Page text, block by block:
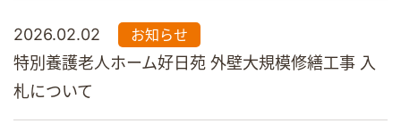
2026.02.02 お知らせ
特別養護老人ホーム好日苑 外壁大規模修繕工事 入
札について